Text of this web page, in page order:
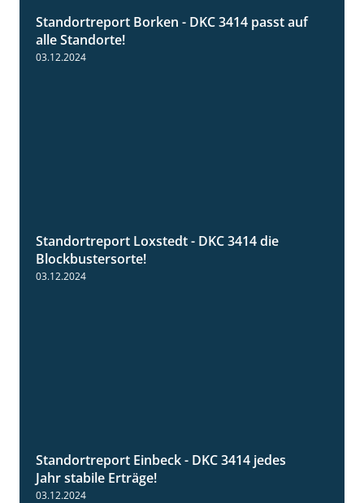
1:23
Standortreport Borken - DKC 3414 passt auf
alle Standorte!
03.12.2024
1:06
Standortreport Loxstedt - DKC 3414 die
Blockbustersorte!
03.12.2024
1:49
Standortreport Einbeck - DKC 3414 jedes
Jahr stabile Erträge!
03.12.2024